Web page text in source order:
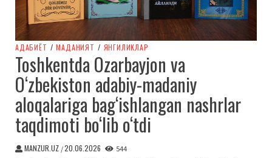
АДАБИЁТ / МАДАНИЯТ / ЯНГИЛИКЛАР
Toshkentda Ozarbayjon va
O‘zbekiston adabiy-madaniy
aloqalariga bag‘ishlangan nashrlar
taqdimoti bo‘lib o‘tdi
MANZUR.UZ /20.06.2026 544